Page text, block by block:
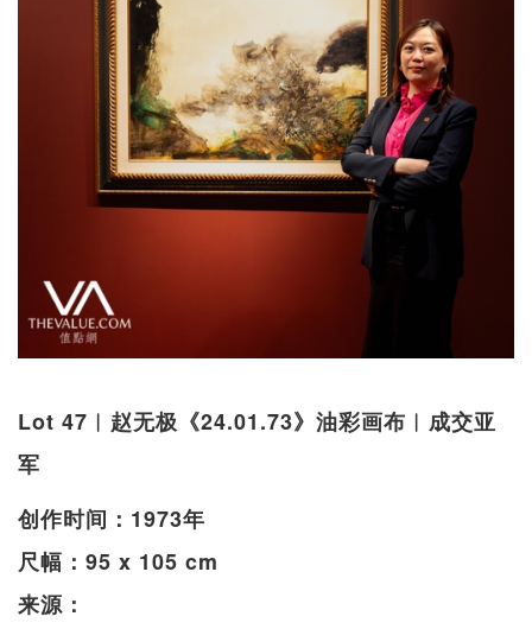
Lot 47︱赵无极《24.01.73》油彩画布︱成交亚
军
创作时间：1973年
尺幅：95 x 105 cm
来源：